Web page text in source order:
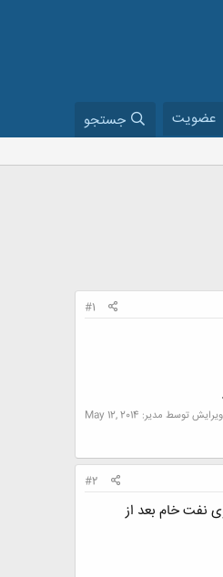
عضویت جستجو
#1
توسط مدیر: May 12, 2014
#2
نفت خام بعد از